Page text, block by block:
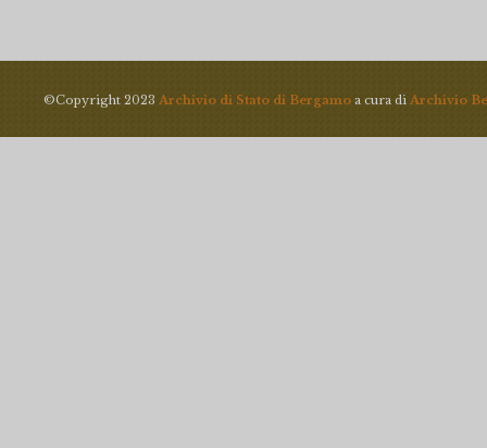
©Copyright 2023 Archivio di Stato di Bergamo a cura di Archivio